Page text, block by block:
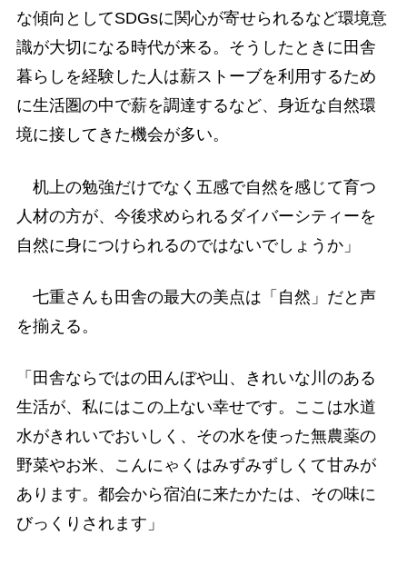
な傾向としてSDGsに関心が寄せられるなど環境意
識が大切になる時代が来る。そうしたときに田舎
暮らしを経験した人は薪ストーブを利用するため
に生活圏の中で薪を調達するなど、身近な自然環
境に接してきた機会が多い。
机上の勉強だけでなく五感で自然を感じて育つ
人材の方が、今後求められるダイバーシティーを
自然に身につけられるのではないでしょうか」
七重さんも田舎の最大の美点は「自然」だと声
を揃える。
「田舎ならではの田んぼや山、きれいな川のある
生活が、私にはこの上ない幸せです。ここは水道
水がきれいでおいしく、その水を使った無農薬の
野菜やお米、こんにゃくはみずみずしくて甘みが
あります。都会から宿泊に来たかたは、その味に
びっくりされます」